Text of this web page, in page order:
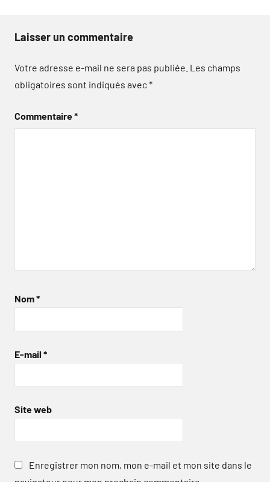
Laisser un commentaire
Votre adresse e-mail ne sera pas publiée. Les champs
obligatoires sont indiqués avec*
Commentaire*
Nom*
E-mail *
Site web
Enregistrer mon nom, mon e-mail et mon site dans le